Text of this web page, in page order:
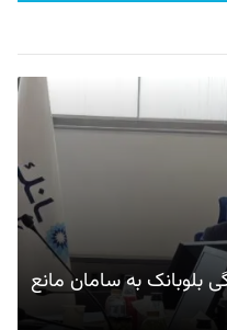
بلوبانک به سامان مانع